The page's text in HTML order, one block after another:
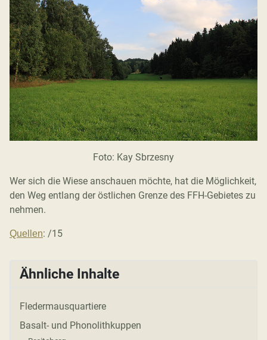
Foto: Kay Sbrzesny
Wer sich die Wiese anschauen möchte, hat die Möglichkeit,
den Weg entlang der östlichen Grenze des FFH-Gebietes zu
nehmen.
Quellen: /15
Ähnliche Inhalte
Fledermausquartiere
Basalt- und Phonolithkuppen